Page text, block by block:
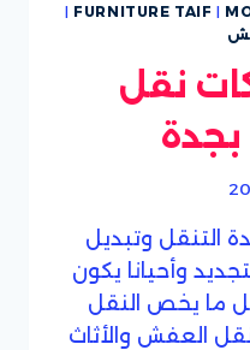
FURNITURE TAIF |
|
نقل
التنقل وتبديل
وأحيانا يكون
كل ما يخص النقل
العفش والأثاث